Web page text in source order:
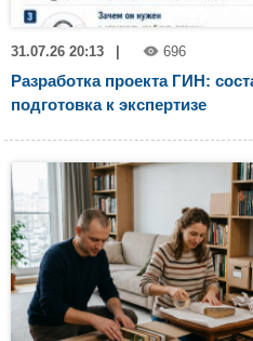
31.07.26 20:13 | 696
Разработка проекта ГИН:
подготовка к экспертизе